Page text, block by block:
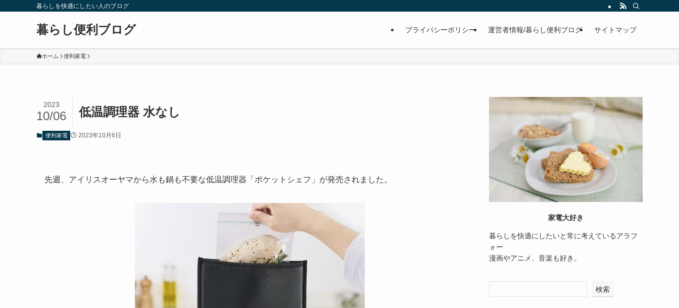
暮らしを快適にしたい人のブログ
暮らし便利ブログ プライバシーポリシー 運営者情報/暮らし便利ブログ サイトマップ
ホーム 便利家電
低温調理器 水なし
2023
10/06
便利家電 2023年10月6日
先週、アイリスオーヤマから水も鍋も不要な低温調理器「ポケットシェフ」が発売されました。
家電大好き
暮らしを快適にしたいと常に考えているアラフ
ォー
漫画やアニメ、音楽も好き。
検索